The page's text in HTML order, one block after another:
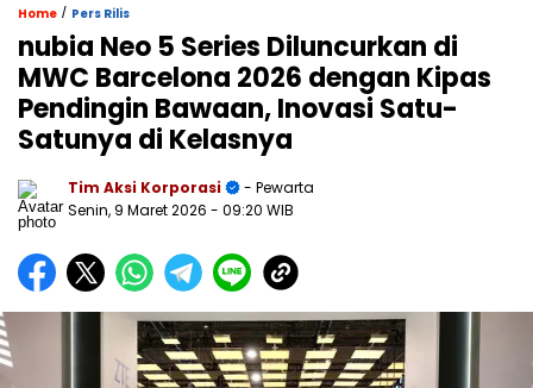
Home / Pers Rilis
nubia Neo 5 Series Diluncurkan di
MWC Barcelona 2026 dengan Kipas
Pendingin Bawaan, Inovasi Satu-
Satunya di Kelasnya
Tim Aksi Korporasi
- Pewarta
Senin, 9 Maret 2026 - 09:20 WIB